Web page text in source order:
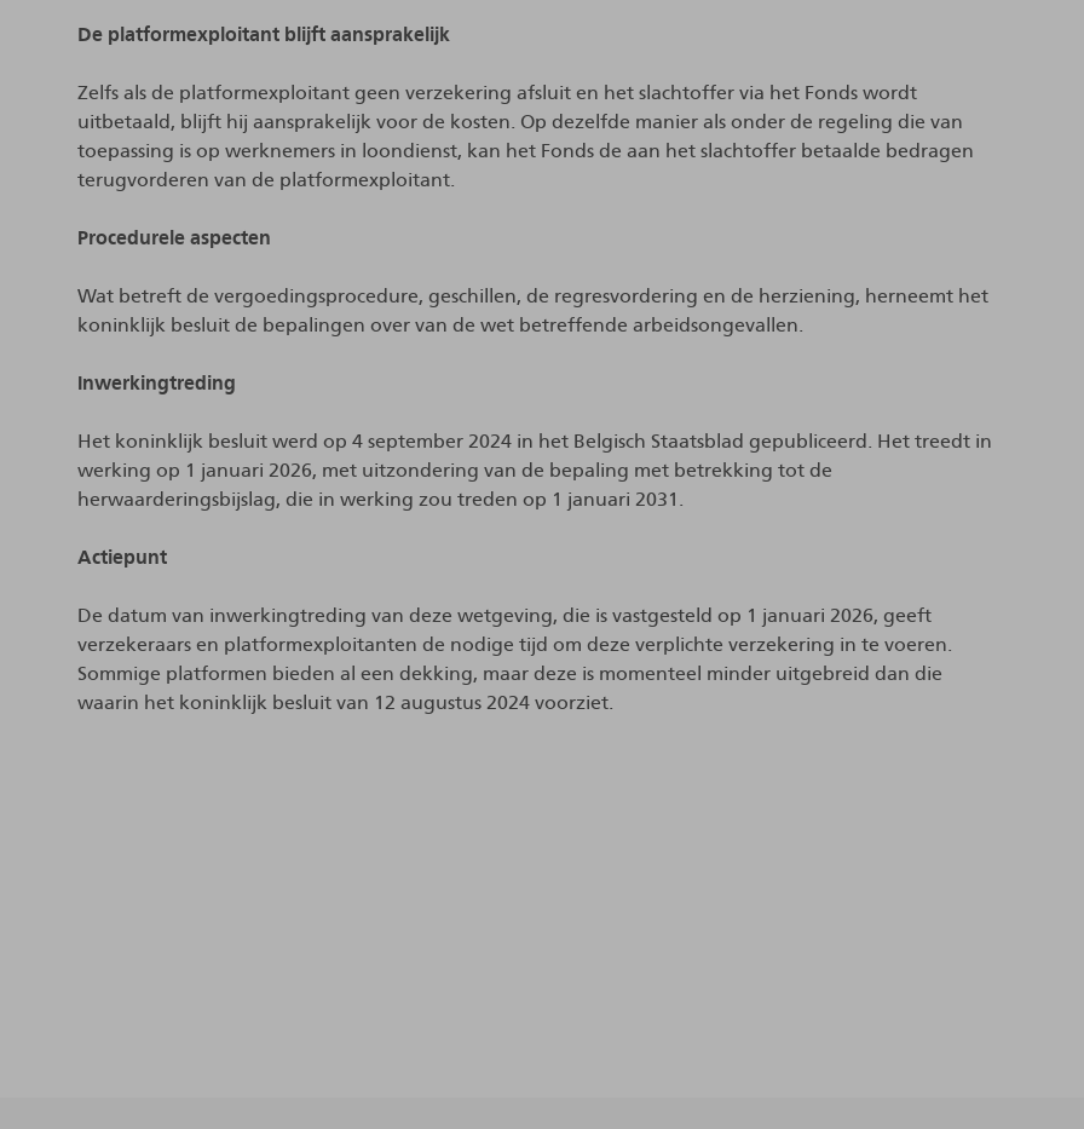
De platformexploitant blijft aansprakelijk
Zelfs als de platformexploitant geen verzekering afsluit en het slachtoffer via het Fonds wordt
uitbetaald, blijft hij aansprakelijk voor de kosten. Op dezelfde manier als onder de regeling die van
toepassing is op werknemers in loondienst, kan het Fonds de aan het slachtoffer betaalde bedragen
terugvorderen van de platformexploitant.
Procedurele aspecten
Wat betreft de vergoedingsprocedure, geschillen, de regresvordering en de herziening, herneemt het
koninklijk besluit de bepalingen over van de wet betreffende arbeidsongevallen.
Inwerkingtreding
Het koninklijk besluit werd op 4 september 2024 in het Belgisch Staatsblad gepubliceerd. Het treedt in
werking op 1 januari 2026, met uitzondering van de bepaling met betrekking tot de
herwaarderingsbijslag, die in werking zou treden op 1 januari 2031.
Actiepunt
De datum van inwerkingtreding van deze wetgeving, die is vastgesteld op 1 januari 2026, geeft
verzekeraars en platformexploitanten de nodige tijd om deze verplichte verzekering in te voeren.
Sommige platformen bieden al een dekking, maar deze is momenteel minder uitgebreid dan die
waarin het koninklijk besluit van 12 augustus 2024 voorziet.